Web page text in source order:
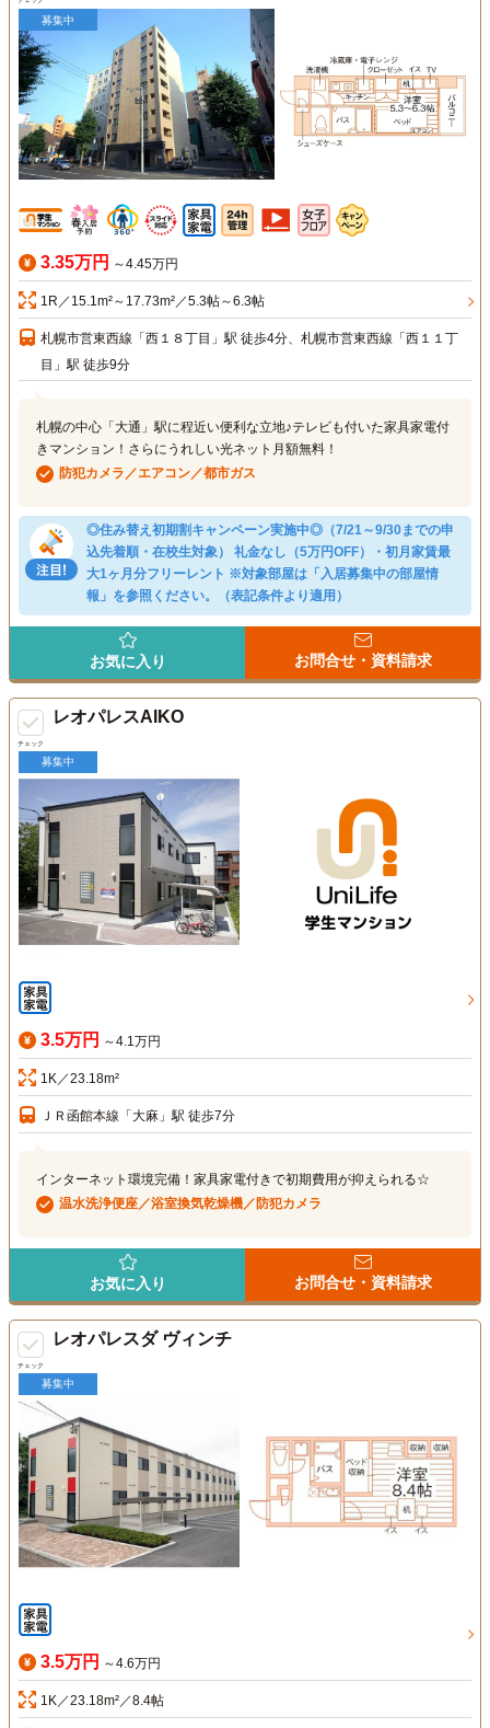
募集中
3.35万円 ～4.45万円
1R／15.1m²～17.73m²／5.3帖～6.3帖
札幌市営東西線「西１８丁目」駅 徒歩4分、札幌市営東西線「西１１丁
目」駅 徒歩9分
札幌の中心「大通」駅に程近い便利な立地♪テレビも付いた家具家電付
きマンション！さらにうれしい光ネット月額無料！
防犯カメラ／エアコン／都市ガス
◎住み替え初期割キャンペーン実施中◎（7/21～9/30までの申
込先着順・在校生対象） 礼金なし（5万円OFF）・初月家賃最
大1ヶ月分フリーレント ※対象部屋は「入居募集中の部屋情
報」を参照ください。（表記条件より適用）
お気に入り お問合せ・資料請求
チェック
レオパレスAIKO
募集中
3.5万円 ～4.1万円
1K／23.18m²
ＪＲ函館本線「大麻」駅 徒歩7分
インターネット環境完備！家具家電付きで初期費用が抑えられる☆
温水洗浄便座／浴室換気乾燥機／防犯カメラ
お気に入り お問合せ・資料請求
チェック
レオパレスダ ヴィンチ
募集中
3.5万円 ～4.6万円
1K／23.18m²／8.4帖